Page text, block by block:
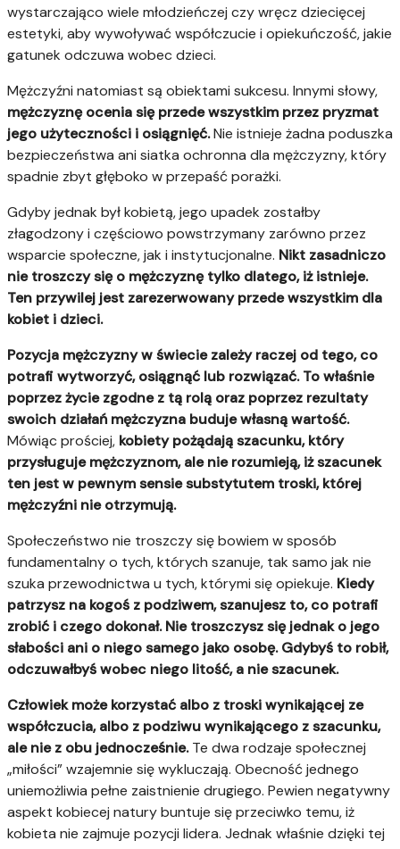
wystarczająco wiele młodzieńczej czy wręcz dziecięcej
estetyki, aby wywoływać współczucie i opiekuńczość, jakie
gatunek odczuwa wobec dzieci.
Mężczyźni natomiast są obiektami sukcesu. Innymi słowy,
mężczyznę ocenia się przede wszystkim przez pryzmat
jego użyteczności i osiągnięć.Nie istnieje żadna poduszka
bezpieczeństwa ani siatka ochronna dla mężczyzny, który
spadnie zbyt głęboko w przepaść porażki.
Gdyby jednak był kobietą, jego upadek zostałby
złagodzony i częściowo powstrzymany zarówno przez
wsparcie społeczne, jak i instytucjonalne. Nikt zasadniczo
nie troszczy się o mężczyznę tylko dlatego, iż istnieje.
Ten przywilej jest zarezerwowany przede wszystkim dla
kobiet i dzieci.
Pozycja mężczyzny w świecie zależy raczej od tego, co
potrafi wytworzyć, osiągnąć lub rozwiązać. To właśnie
poprzez życie zgodne z tą rolą oraz poprzez rezultaty
swoich działań mężczyzna buduje własną wartość.
Mówiąc prościej, kobiety pożądają szacunku, który
przysługuje mężczyznom, ale nie rozumieją, iż szacunek
ten jest w pewnym sensie substytutem troski, której
mężczyźni nie otrzymują.
Społeczeństwo nie troszczy się bowiem w sposób
fundamentalny o tych, których szanuje, tak samo jak nie
szuka przewodnictwa u tych, którymi się opiekuje. Kiedy
patrzysz na kogoś z podziwem, szanujesz to, co potrafi
zrobić i czego dokonał. Nie troszczysz się jednak o jego
słabości ani o niego samego jako osobę.Gdybyś to robił,
odczuwałbyś wobec niego litość, a nie szacunek.
Człowiek może korzystać albo z troski wynikającej ze
współczucia, albo z podziwu wynikającego z szacunku,
ale nie z obu jednocześnie.Te dwa rodzaje społecznej
„miłości” wzajemnie się wykluczają. Obecność jednego
uniemożliwia pełne zaistnienie drugiego. Pewien negatywny
aspekt kobiecej natury buntuje się przeciwko temu, iż
kobieta nie zajmuje pozycji lidera. Jednak właśnie dzięki tej